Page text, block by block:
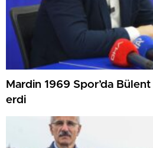
Mardin 1969 Spor’da
erdi